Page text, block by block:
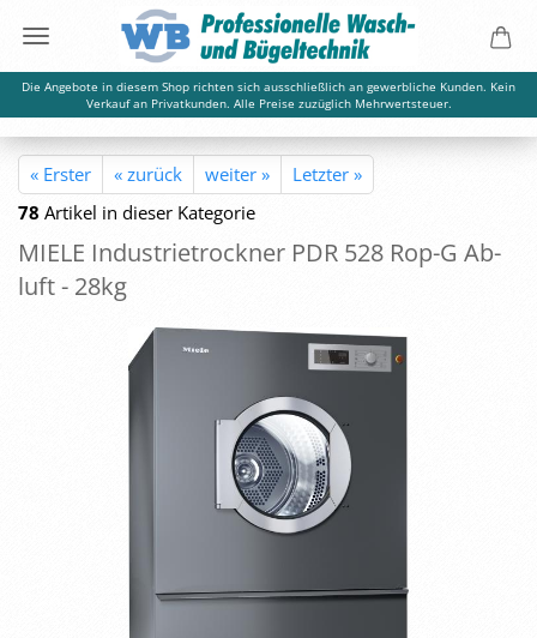
Die Angebote in diesem Shop richten sich ausschließlich an gewerbliche Kunden. Kein
Verkauf an Privatkunden. Alle Preise zuzüglich Mehrwertsteuer.
« Erster « zurück weiter »
Letzter »
78 Artikel in dieser Kategorie
MIELE In­dus­trie­trock­ner PDR 528 Rop-G Ab­
luft - 28kg